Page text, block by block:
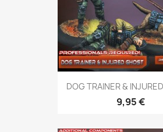
DOG TRAINER &
9,95 €